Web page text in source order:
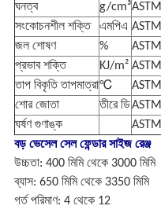
ঘনত্ব
g/cm³
সংকোচনশীল শক্তি
এমপিএ
জল শোষণ
%
প্রভাব শক্তি
KJ/m²
তাপ বিকৃতি তাপমাত্রা℃
শোর জোতা
তীরে ডি
ঘর্ষণ গুণাঙ্ক
বড় ভেসেল সেল ফেন্ডার সাইজ রেঞ্জ
উচ্চতা: 400 মিমি থেকে 3000 মিমি
ব্যাস: 650 মিমি থেকে 3350 মিমি
গর্ত পরিমাণ: 4 থেকে 12